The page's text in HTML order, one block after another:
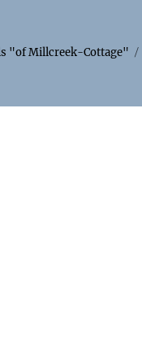
"of Millcreek-Cottage"